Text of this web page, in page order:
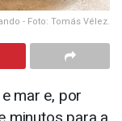
- Foto: Tomás Vélez.
mar e, por